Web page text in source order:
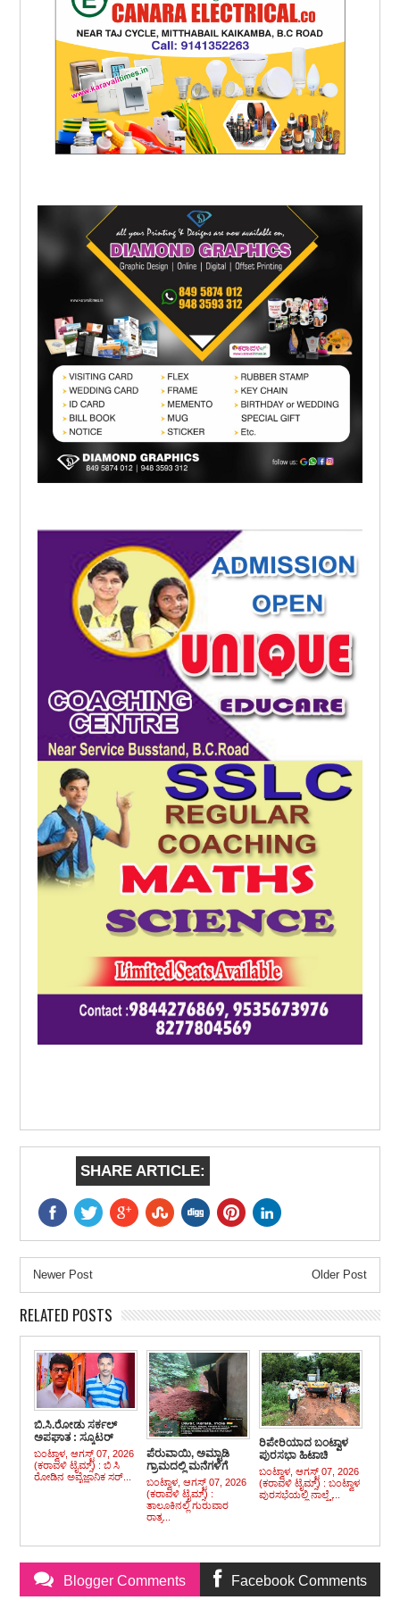
SHARE ARTICLE:
Newer Post Older Post
RELATED POSTS
ಬಿ.ಸಿ.ರೋಡು ಸರ್ಕಲ್
ಅಪಘಾತ : ಸ್ಕೂಟರ್
ಸವಾರ ಕೂಡಾ ಮೃತ್ಯು ವಶ
ಬಂಟ್ವಾಳ, ಆಗಸ್ಟ್ 07, 2026
(ಕರಾವಳಿ ಟೈಮ್ಸ್) : ಬಿ ಸಿ
ರೋಡಿನ ಅವೈಜ್ಞಾನಿಕ ಸರ್...
ಪೆರುವಾಯಿ, ಅಮ್ಟಾಡಿ
ಗ್ರಾಮದಲ್ಲಿ ಮನೆಗಳಿಗೆ
ಹಾನಿ, ನಷ್ಟ
ಬಂಟ್ವಾಳ, ಆಗಸ್ಟ್ 07, 2026
(ಕರಾವಳಿ ಟೈಮ್ಸ್) :
ತಾಲೂಕಿನಲ್ಲಿ ಗುರುವಾರ
ರಾತ್ರ...
ರಿಪೇರಿಯಾದ ಬಂಟ್ವಾಳ
ಪುರಸಭಾ ಹಿಟಾಚಿ
ಕಂಚಿನಡ್ಕಪದವಿನಲ್ಲಿ
ಚಾಲೂ
ಬಂಟ್ವಾಳ, ಆಗಸ್ಟ್ 07, 2026
(ಕರಾವಳಿ ಟೈಮ್ಸ್) : ಬಂಟ್ವಾಳ
ಪುರಸಭೆಯಲ್ಲಿ ನಾಲ್ಕೈ...
Blogger Comments Facebook Comments